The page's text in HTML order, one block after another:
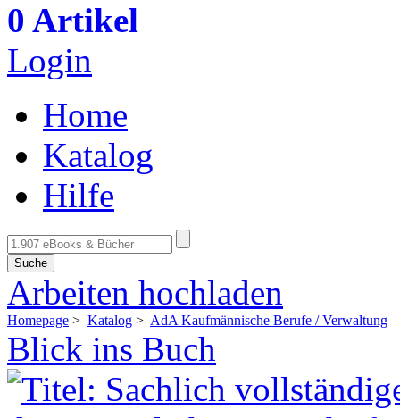
0 Artikel
Login
Home
Katalog
Hilfe
Suche
Arbeiten hochladen
Homepage > Katalog > AdA Kaufmännische Berufe / Verwaltung
Blick ins Buch